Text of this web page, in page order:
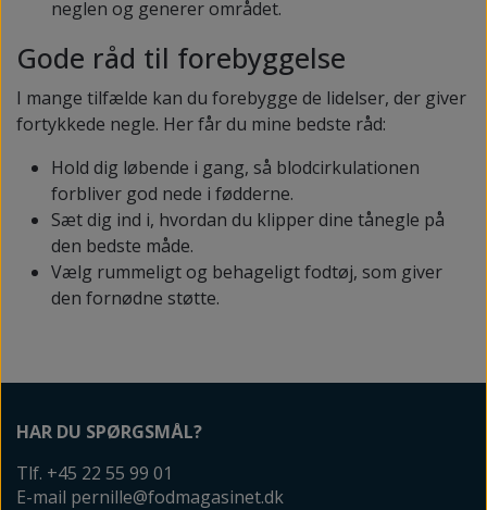
neglen og generer området.
Gode råd til forebyggelse
I mange tilfælde kan du forebygge de lidelser, der giver
fortykkede negle. Her får du mine bedste råd:
Hold dig løbende i gang, så blodcirkulationen
forbliver god nede i fødderne.
Sæt dig ind i, hvordan du klipper dine tånegle på
den bedste måde.
Vælg rummeligt og behageligt fodtøj, som giver
den fornødne støtte.
HAR DU SPØRGSMÅL?
Tlf. +45 22 55 99 01
E-mail pernille@fodmagasinet.dk